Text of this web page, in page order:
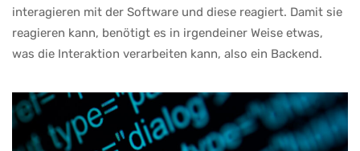
interagieren mit der Software und diese reagiert. Damit sie
reagieren kann, benötigt es in irgendeiner Weise etwas,
was die Interaktion verarbeiten kann, also ein Backend.